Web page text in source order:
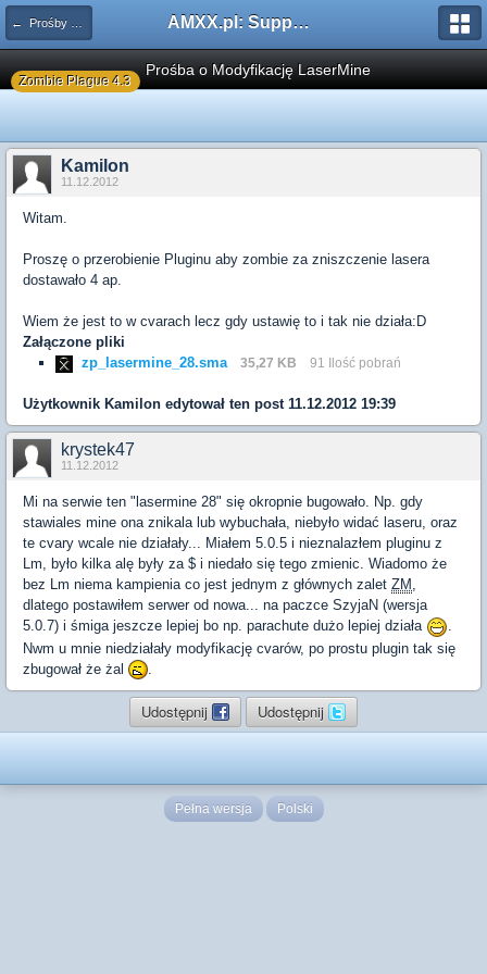
← Prośby o modyfikację AMXX.pl: Support AMX Mod X i SourceMod
Zombie Plague 4.3
Prośba o Modyfikację LaserMine
Kamilon
11.12.2012
Witam.
Proszę o przerobienie Pluginu aby zombie za zniszczenie lasera
dostawało 4 ap.
Wiem że jest to w cvarach lecz gdy ustawię to i tak nie działa:D
Załączone pliki
zp_lasermine_28.sma
35,27 KB 91 Ilość pobrań
Użytkownik Kamilon edytował ten post 11.12.2012 19:39
krystek47
11.12.2012
Mi na serwie ten "lasermine 28" się okropnie bugowało. Np. gdy
stawiales mine ona znikala lub wybuchała, niebyło widać laseru, oraz
te cvary wcale nie działały... Miałem 5.0.5 i nieznalazłem pluginu z
Lm, było kilka alę były za $ i niedało się tego zmienic. Wiadomo że
bez Lm niema kampienia co jest jednym z głównych zalet ZM ,
dlatego postawiłem serwer od nowa... na paczce SzyjaN (wersja
5.0.7) i śmiga jeszcze lepiej bo np. parachute dużo lepiej działa
.
Nwm u mnie niedziałały modyfikację cvarów, po prostu plugin tak się
zbugował że żal
Udostępnij Udostępnij
Pełna wersja Polski